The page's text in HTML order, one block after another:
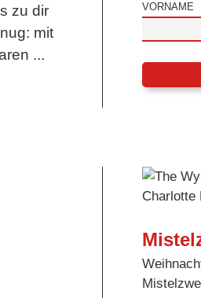
zu dir
mit
...
VORNAME